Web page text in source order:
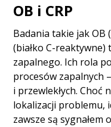
OB i CRP
Badania takie jak OB
(białko C-
zapalnego. Ich rola
procesów zapalnych
i przewlekłych. Choć
lokalizacji problemu,
zawsze są sygnałem